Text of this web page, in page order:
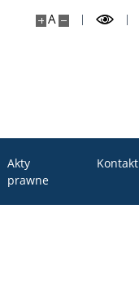
A
Akty
prawne
Kontakt